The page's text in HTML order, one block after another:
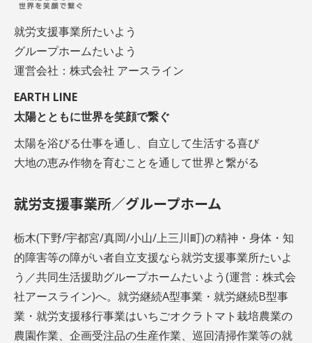
就労支援事業所たいよう
グループホームたいよう
運営会社：株式会社 アースライン
EARTH LINE
太陽とともに世界を笑顔で繋ぐ
太陽を浴びる仕事を通し、自立して生活する喜び
大地の恵み作物を育むことを通して世界と繋がる
就労支援事業所／グループホーム
栃木(下野/宇都宮/真岡/小山/上三川町)の精神・身体・知
的障害等の障がい者自立支援なら就労支援事業所たいよ
う／共同生活援助グループホームたいよう(運営：株式会
社アースライン)へ。就労継続A型事業・就労継続B型事
業・就労支援移行事業はいちごオクラトマト栽培農業の
農園作業、企画受注品の生産作業、巡回清掃作業等の就